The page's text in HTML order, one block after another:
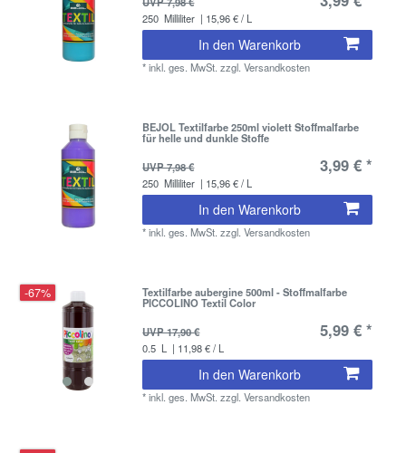
250 Milliliter | 15,96 € / L
In den Warenkorb
*inkl. ges. MwSt. zzgl.Versandkosten
BEJOL Textilfarbe 250ml violett Stoffmalfarbe
für helle und dunkle Stoffe
UVP 7,98 €
3,99 € *
250 Milliliter | 15,96 € / L
In den Warenkorb
*inkl. ges. MwSt. zzgl.Versandkosten
-67% Textilfarbe aubergine 500ml - Stoffmalfarbe
PICCOLINO Textil Color
UVP 17,90 €
5,99 € *
0.5 L | 11,98 € / L
In den Warenkorb
*inkl. ges. MwSt. zzgl.Versandkosten